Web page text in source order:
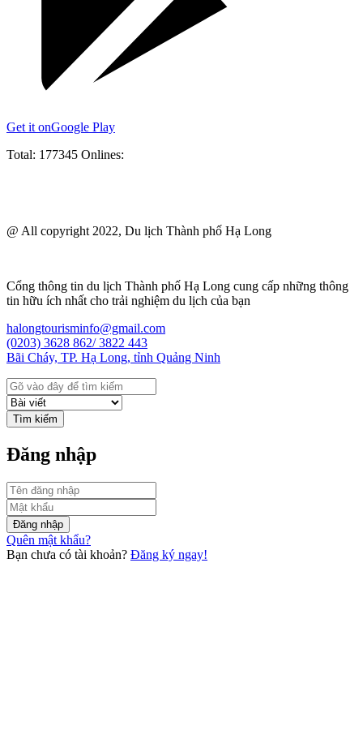
Get it onGoogle Play
Total: 177345 Onlines:
@ All copyright 2022, Du lịch Thành phố Hạ Long
Cổng thông tin du lịch Thành phố Hạ Long cung cấp những thông
tin hữu ích nhất cho trải nghiệm du lịch của bạn
halongtourisminfo@gmail.com
(0203) 3628 862/ 3822 443
Bãi Cháy, TP. Hạ Long, tỉnh Quảng Ninh
Tìm kiếm
Đăng nhập
Đăng nhập
Quên mật khẩu?
Bạn chưa có tài khoản? Đăng ký ngay!